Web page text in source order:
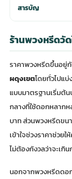
สารบัญ
ร้านพวงหรีดวั
ราคาพวงหรีดขึ้นอยู่
ผดุงเขตโดยทั่วไปแ
แบบมาตรฐานเริ่มต้
กลางที่ใช้ดอกหลาก
บาท ส่วนพวงหรีดขน
เข้าใจช่วงราคาช่วย
ไม่ต้องกังวลว่าจะเกิ
นอกจากพวงหรีดดอ